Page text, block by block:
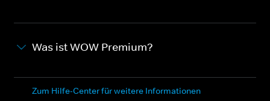
Was ist WOW Premium?
Zum Hilfe-Center für weitere Informationen